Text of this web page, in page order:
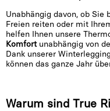
Unabhängig davon, ob Sie
Freien reiten oder mit
helfen Ihnen unsere
Komfort unabhängig von
Dank unserer
können das ganze Jahr
Warum sind True